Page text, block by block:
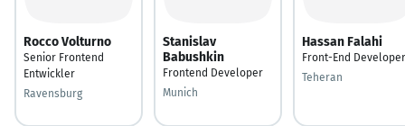
Rocco Volturno
Senior Frontend
Entwickler
Ravensburg
Stanislav
Babushkin
Frontend Developer
Munich
Hassan Falahi
Front-End Developer
Teheran